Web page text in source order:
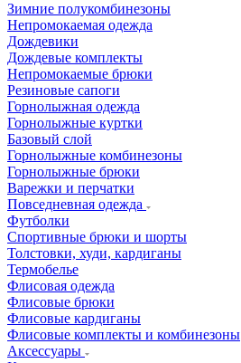
Зимние полукомбинезоны
Непромокаемая одежда
Дождевики
Дождевые комплекты
Непромокаемые брюки
Резиновые сапоги
Горнолыжная одежда
Горнолыжные куртки
Базовый слой
Горнолыжные комбинезоны
Горнолыжные брюки
Варежки и перчатки
Повседневная одежда
Футболки
Спортивные брюки и шорты
Толстовки, худи, кардиганы
Термобелье
Флисовая одежда
Флисовые брюки
Флисовые кардиганы
Флисовые комплекты и комбинезоны
Аксессуары